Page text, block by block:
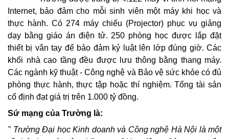
Internet, bảo đảm cho mỗi sinh viên một máy khi học và
thực hành. Có 274 máy chiếu (Projector) phục vụ giảng
dạy bằng giáo án điện tử. 250 phòng học được lắp đặt
thiết bị vân tay để bảo đảm kỷ luật lên lớp đúng giờ. Các
khối nhà cao tầng đều được lưu thông bằng thang máy.
Các ngành kỹ thuật - Công nghệ và Bảo vệ sức khỏe có đủ
phòng thực hành, thực tập hoặc thí nghiệm. Tổng tài sản
cố định đạt giá trị trên 1.000 tỷ đồng.
Sứ mạng của Trường là:
" Trường Đại học Kinh doanh và Công nghệ Hà Nội là một